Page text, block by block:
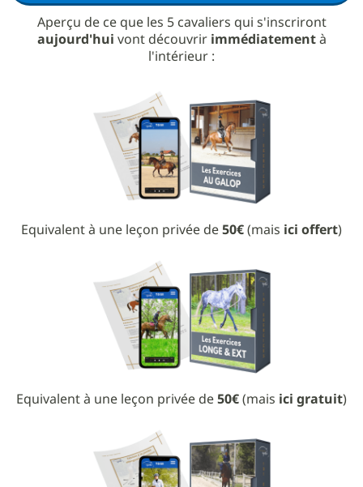
Aperçu de ce que les 5 cavaliers qui s'inscriront
aujourd'hui vont découvrir immédiatementà
l'intérieur :
Equivalent à une leçon privée de50€(mais ici offert)
Equivalent à une leçon privée de50€(mais ici gratuit)